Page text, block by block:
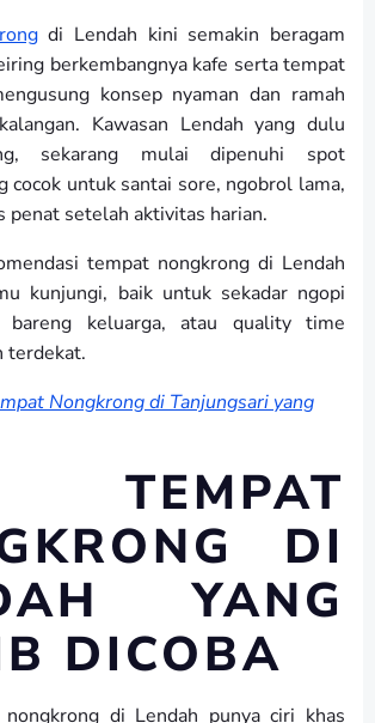
di Lendah kini semakin beragam
berkembangnya kafe serta tempat
konsep nyaman dan ramah
Kawasan Lendah yang dulu
sekarang mulai dipenuhi spot
cocok untuk santai sore, ngobrol lama,
penat setelah aktivitas harian.
tempat nongkrong di Lendah
kunjungi, baik untuk sekadar ngopi
bareng keluarga, atau quality time
terdekat.
Nongkrong di Tanjungsari yang
DI
YANG
DICOBA
di Lendah punya ciri khas